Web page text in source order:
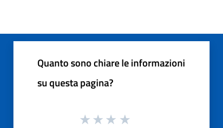
Quanto sono chiare le informazioni
su questa pagina?